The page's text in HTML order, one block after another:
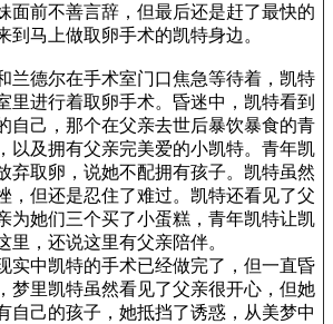
面前不善言辞，但最后还是赶了最快的
到马上做取卵手术的凯特身边。
兰德尔在手术室门口焦急等待着，凯特
里进行着取卵手术。昏迷中，凯特看到
自己，那个在父亲去世后暴饮暴食的青
以及拥有父亲完美爱的小凯特。青年凯
弃取卵，说她不配拥有孩子。凯特虽然
，但还是忍住了难过。凯特还看见了父
为她们三个买了小蛋糕，青年凯特让凯
里，还说这里有父亲陪伴。
实中凯特的手术已经做完了，但一直昏
梦里凯特虽然看见了父亲很开心，但她
自己的孩子，她抵挡了诱惑，从美梦中